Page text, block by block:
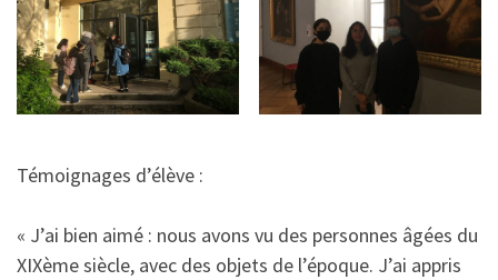
Témoignages d’élève :
« J’ai bien aimé : nous avons vu des personnes âgées du
XIXème siècle, avec des objets de l’époque. J’ai appris